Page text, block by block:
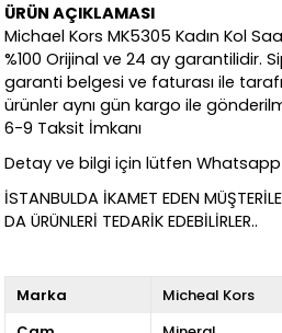
ÜRÜN AÇIKLAMASI
Michael Kors MK5305 Kadın Kol
%100 Orijinal ve 24 ay garantilidir.
garanti belgesi ve faturası ile
ürünler aynı gün kargo ile
6-9 Taksit İmkanı
Detay ve bilgi için lütfen
İSTANBULDA İKAMET EDEN
DA ÜRÜNLERİ TEDARİK EDEBİLİRLER..
Marka
Micheal Kors